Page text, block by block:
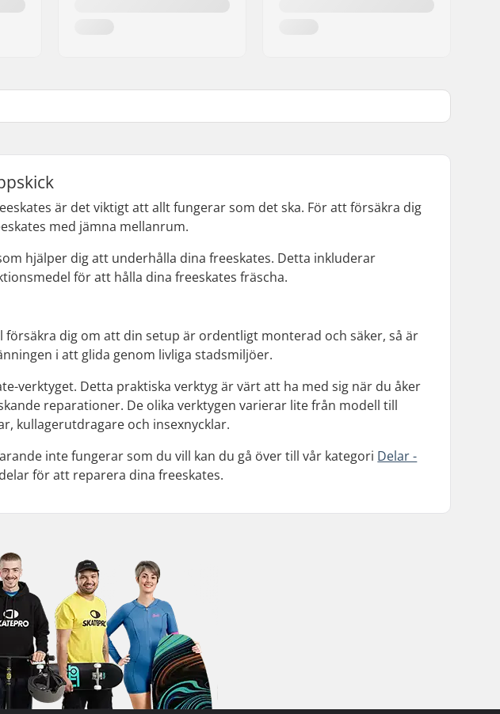
är det viktigt att allt fungerar som det ska. För att försäkra dig
med jämna mellanrum.
hjälper dig att underhålla dina freeskates. Detta inkluderar
för att hålla dina freeskates fräscha.
dig om att din setup är ordentligt monterad och säker, så är
i att glida genom livliga stadsmiljöer.
verktyget. Detta praktiska verktyg är värt att ha med sig när du åker
reparationer. De olika verktygen varierar lite från modell till
kullagerutdragare och insexnycklar.
inte fungerar som du vill kan du gå över till vår kategori Delar -
för att reparera dina freeskates.